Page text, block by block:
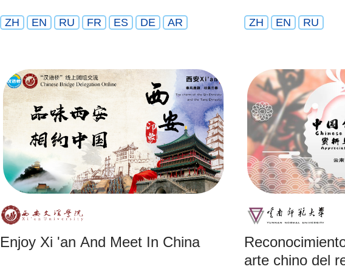
ZH EN RU FR ES DE AR ZH EN RU
Enjoy Xi 'an And Meet In China
arte chino del